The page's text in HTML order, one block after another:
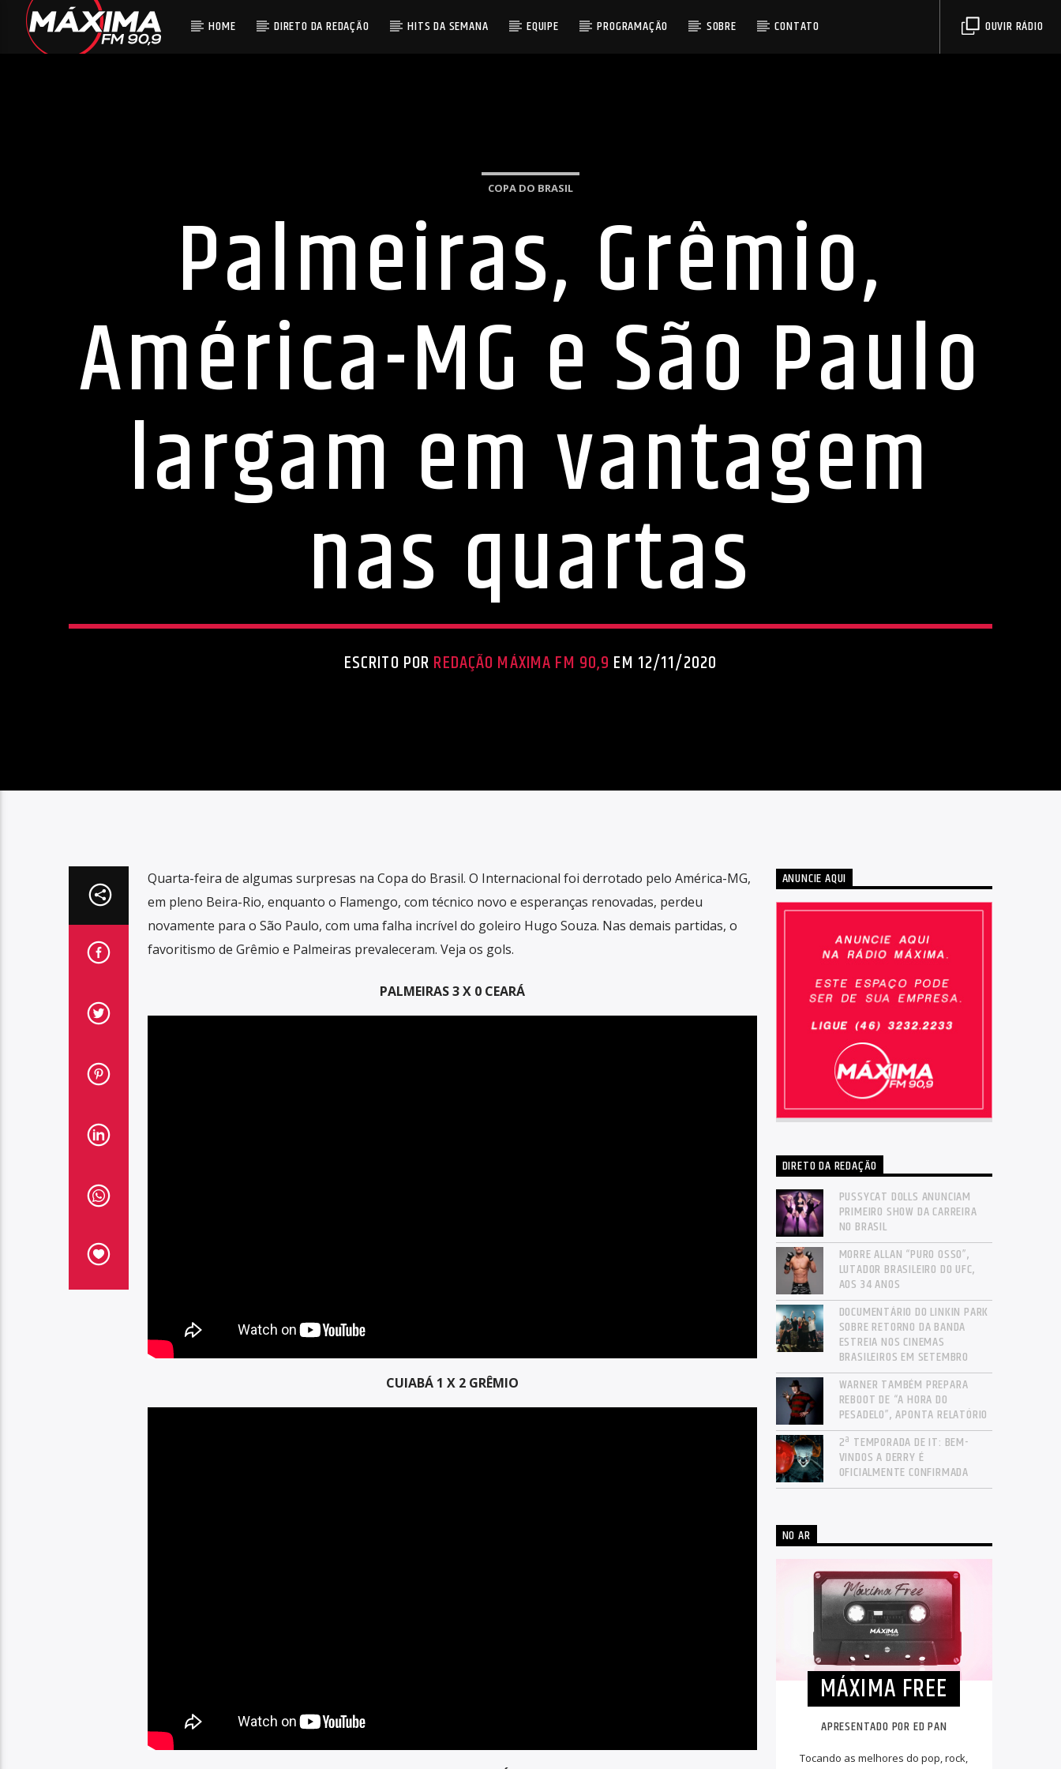
HOME DIRETO DA REDAÇÃO HITS DA SEMANA EQUIPE PROGRAMAÇÃO SOBRE CONTATO OUVIR RÁDIO
COPA DO BRASIL
Palmeiras, Grêmio,
América-MG e São Paulo
largam em vantagem
nas quartas
ESCRITO POR REDAÇÃO MÁXIMA FM 90,9 EM 12/11/2020
Quarta-feira de algumas surpresas na Copa do Brasil. O Internacional foi derrotado pelo América-MG,
em pleno Beira-Rio, enquanto o Flamengo, com técnico novo e esperanças renovadas, perdeu
novamente para o São Paulo, com uma falha incrível do goleiro Hugo Souza. Nas demais partidas, o
favoritismo de Grêmio e Palmeiras prevaleceram. Veja os gols.
PALMEIRAS 3 X 0 CEARÁ
CUIABÁ 1 X 2 GRÊMIO
ANUNCIE AQUI
DIRETO DA REDAÇÃO
PUSSYCAT DOLLS ANUNCIAM
PRIMEIRO SHOW DA CARREIRA
NO BRASIL
MORRE ALLAN “PURO OSSO”,
LUTADOR BRASILEIRO DO UFC,
AOS 34 ANOS
DOCUMENTÁRIO DO LINKIN PARK
SOBRE RETORNO DA BANDA
ESTREIA NOS CINEMAS
BRASILEIROS EM SETEMBRO
WARNER TAMBÉM PREPARA
REBOOT DE “A HORA DO
PESADELO”, APONTA RELATÓRIO
2ª TEMPORADA DE IT: BEM-
VINDOS A DERRY É
OFICIALMENTE CONFIRMADA
NO AR
MÁXIMA FREE
APRESENTADO POR ED PAN
Tocando as melhores do pop, rock,